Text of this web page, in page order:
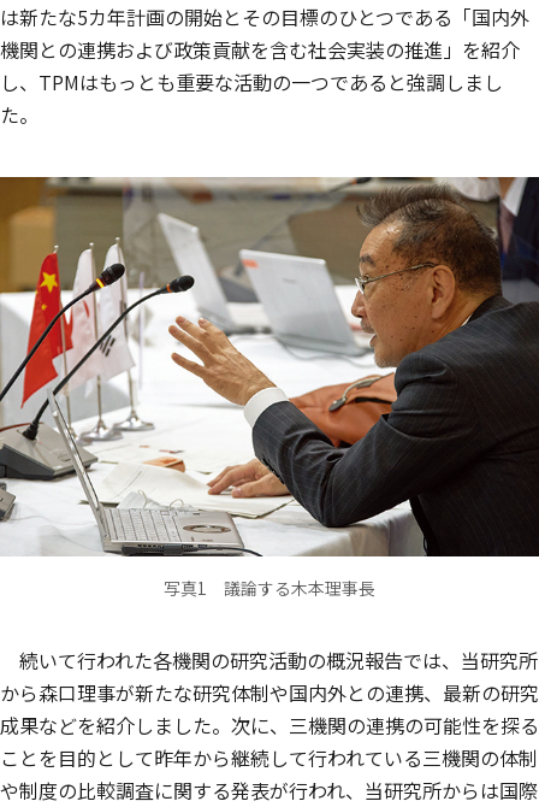
は新たな5カ年計画の開始とその目標のひとつである「国内外
機関との連携および政策貢献を含む社会実装の推進」を紹介
し、TPMはもっとも重要な活動の一つであると強調しまし
た。
写真1 議論する木本理事長
続いて行われた各機関の研究活動の概況報告では、当研究所
から森口理事が新たな研究体制や国内外との連携、最新の研究
成果などを紹介しました。次に、三機関の連携の可能性を探る
ことを目的として昨年から継続して行われている三機関の体制
や制度の比較調査に関する発表が行われ、当研究所からは国際